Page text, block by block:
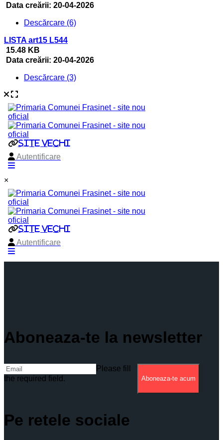
Data creării: 20-04-2026
Descărcare (6)
LISTA art15 L544
15.48 KB
Data creării: 20-04-2026
Descărcare (3)
×
Aboneaza-te la newsletter
Please fill
the required field.
Aboneaza-te acum
Pe retele sociale